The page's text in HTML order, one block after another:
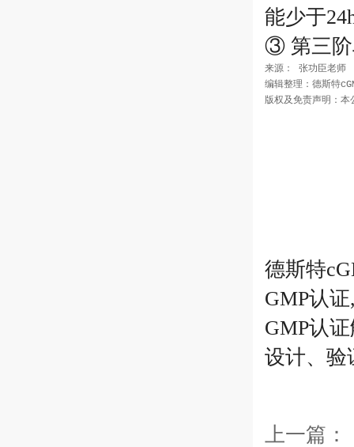
能少于
③ 第三阶
来源： 张功臣老师
编辑整理：德斯特
德斯特
GMP认
GMP认
设计、验
上一篇：